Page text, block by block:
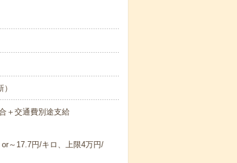
＋交通費別途支給
～17.7円/キロ、上限4万円/